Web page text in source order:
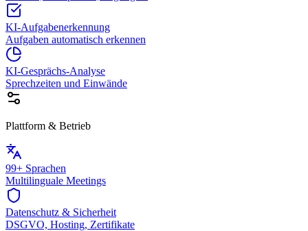
KI-Aufgabenerkennung
Aufgaben automatisch erkennen
KI-Gesprächs-Analyse
Sprechzeiten und Einwände
Plattform & Betrieb
99+ Sprachen
Multilinguale Meetings
Datenschutz & Sicherheit
DSGVO, Hosting, Zertifikate